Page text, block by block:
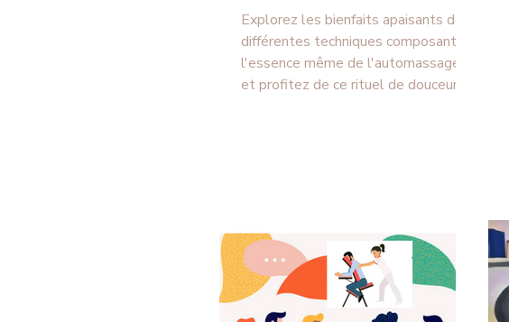
Explorez les bienfaits apaisants de
différentes techniques composant
l'essence même de l'automassage
et profitez de ce rituel de douceur...